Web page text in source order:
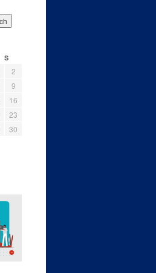
S
2
9
16
23
30